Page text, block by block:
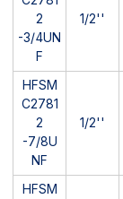
2
-3/4UN
F
1/2''
HFSM
C2781
2
-7/8U
NF
1/2''
HFSM